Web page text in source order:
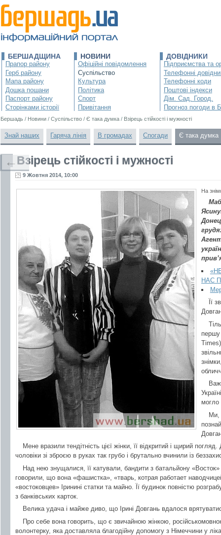
БЕРШАДЩИНА
Прапор району
Герб району
Мапа району
Дошка пошани
Паспорт району
Сторінками історії
НОВИНИ
Офіційні повідомлення
Суспільство
Культура
Політика
Спорт
Привітання
ДОВІДНИКИ
Підприємства та
Телефонні
Телефонні коди
Поштові індекси
Дім. Сад. Город.
Прогноз погоди в
Бершадь / Новини / Суспільство / Є така думка / Взірець стійкості і мужності
Знай наших Гаряча лінія В громадах Спогади Є така думка
Взірець стійкості і мужності
9 Жовтня 2014, 10:00
На
НАС
Її
могло
Ми,
Мене вразили тендітність цієї жінки, її відкритий і щирий
чоловіки зі зброєю в руках так грубо і брутально вчинили із
Над нею знущалися, її катували, бандити з батальйону «Восток»
говорили, що вона «фашистка», «тварь, котрая работает
«востоковцев» Іринині статки та майно. Її будинок повністю
з банківських карток.
Велика удача і майже диво, що Ірині Довгань вдалося
Про себе вона говорить, що є звичайною жінкою,
волонтерку, яка доставляла благодійну допомогу з Німеччини у
←